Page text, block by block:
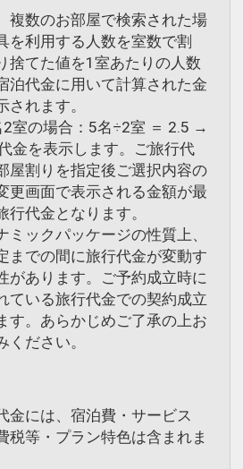
複数のお部屋で検索された場
を利用する人数を室数で割
捨てた値を1室あたりの人数
泊代金に用いて計算された金
されます。
2室の場合：5名÷2室 ＝ 2.5 →
金を表示します。ご旅行代
屋割りを指定後ご選択内容の
更画面で表示される金額が最
行代金となります。
ミックパッケージの性質上、
までの間に旅行代金が変動す
があります。ご予約成立時に
ている旅行代金での契約成立
す。あらかじめご了承の上お
ください。
金には、宿泊費・サービス
税等・プラン特色は含まれま